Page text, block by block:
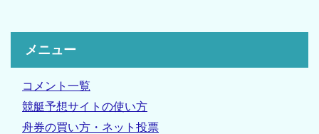
メニュー
コメント一覧
競艇予想サイトの使い方
舟券の買い方・ネット投票